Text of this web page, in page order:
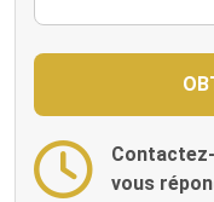
vous